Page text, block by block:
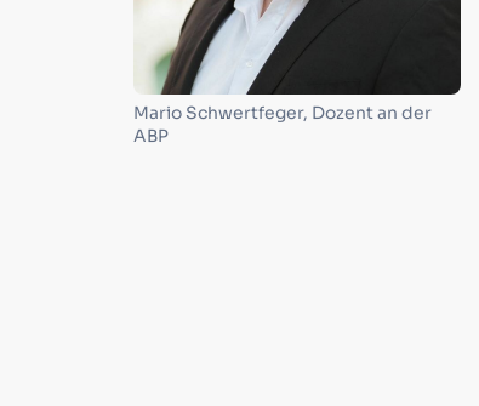
Mario Schwertfeger, Dozent an der
ABP